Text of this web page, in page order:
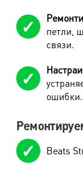
петли,
связи.
ошибки.
Beats